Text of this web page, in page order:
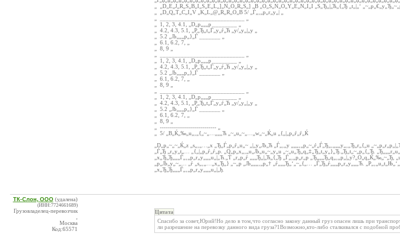
„ „D„E„J„R„S„B„I„S„E„L„]„N„O„R„S„] „B „O„S„N„O„Y„E„N„I„I „S„Ђ„|„Ћ„{„Ђ „t„|„‘
„ „D„Q„T„C„I„V „K„L„@„R„R„O„B 5/ „Ѓ„‚„p„r„y„| „
„ 1, 2, 3, 4.1, „D„p„„„p ________ „
„ 4.2, 4.3, 5.1, „P„Ђ„t„Ѓ„y„ѓ„Ћ „y/„y„|„y „
„ 5.2 „Љ„„„p„}„Ѓ _______ „
„ 6.1, 6.2, 7, „
„ 8, 9 „
„ 1, 2, 3, 4.1, „D„p„„„p ________ „
„ 4.2, 4.3, 5.1, „P„Ђ„t„Ѓ„y„ѓ„Ћ „y/„y„|„y „
„ 5.2 „Љ„„„p„}„Ѓ _______ „
„ 6.1, 6.2, 7, „
„ 8, 9 „
„ 1, 2, 3, 4.1, „D„p„„„p ________ „
„ 4.2, 4.3, 5.1, „P„Ђ„t„Ѓ„y„ѓ„Ћ „y/„y„|„y „
„ 5.2 „Љ„„„p„}„Ѓ _______ „
„ 6.1, 6.2, 7, „
„ 8, 9 „
„ ---------------------------- „
„ 5/ „B„Ќ„‰„u„‚„{„~„…„„„Ћ „~„u„~„…„w„~„Ќ„u „{„|„p„ѓ„ѓ„Ќ
„D„p„~„~„Ќ„z „s„‚„…„x „Ђ„Ѓ„p„ѓ„u„~ „|„y„Љ„Ћ „Ѓ„‚„y „„„‚„p„~„ѓ„Ѓ„Ђ„‚„„„y„‚„Ђ„r„{„u
„Ѓ„Ђ „r„y„t„… „{„|„p„ѓ„ѓ„p. „Q„p„x„‚„u„Љ„u„~„y„u „~„u„Ђ„q„‡„Ђ„t„y„}„Ђ.„Ђ„t„~„p„{„Ђ.
„x„Ђ„Ђ„„„Ѓ„‚„p„r„y„„„u„|„Ћ.„T „r„p„ѓ „„„Ђ„|„Ћ„{„Ђ „Ѓ„‚„p„r„p
„p„Љ„y„~„… „ѓ „s„‚„…„x„Ђ„} „~„p „Љ„„„‚„p„† „ѓ„„„Ђ„‘„~„{„… „Ѓ„Ђ„ѓ„„„p„r„y„„„Ћ.
„x„Ђ„Ђ„„„Ѓ„‚„p„r„y„„„u„|„ђ.
ТК-Слон, ООО (удалена)
(ИНН:7724661689)
Грузовладелец-перевозчик
Москва
Код:65571
Цитата
Спасибо за совет,Юрий!Но дело в том,что согласно закону данный груз опасен лишь при
ли разрешение на перевозку данного вида груза?1Возможно,кто-либо сталкивался с подобной